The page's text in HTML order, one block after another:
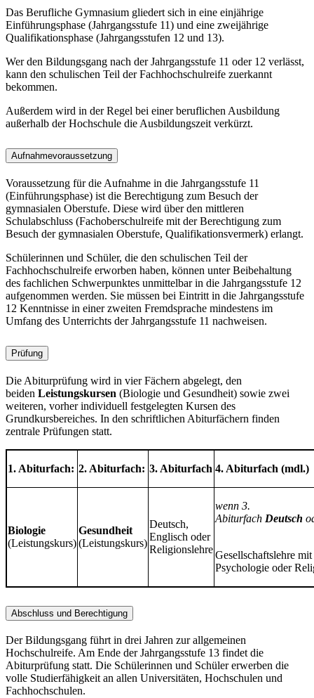
Das Berufliche Gymnasium gliedert sich in eine einjährige
Einführungsphase (Jahrgangsstufe 11) und eine zweijährige
Qualifikationsphase (Jahrgangsstufen 12 und 13).
Wer den Bildungsgang nach der Jahrgangsstufe 11 oder 12 verlässt,
kann den schulischen Teil der Fachhochschulreife zuerkannt
bekommen.
Außerdem wird in der Regel bei einer beruflichen Ausbildung
außerhalb der Hochschule die Ausbildungszeit verkürzt.
Aufnahmevoraussetzung
Voraussetzung für die Aufnahme in die Jahrgangsstufe 11
(Einführungsphase) ist die Berechtigung zum Besuch der
gymnasialen Oberstufe. Diese wird über den mittleren
Schulabschluss (Fachoberschulreife mit der Berechtigung zum
Besuch der gymnasialen Oberstufe, Qualifikationsvermerk) erlangt.
Schülerinnen und Schüler, die den schulischen Teil der
Fachhochschulreife erworben haben, können unter Beibehaltung
des fachlichen Schwerpunktes unmittelbar in die Jahrgangsstufe 12
aufgenommen werden. Sie müssen bei Eintritt in die Jahrgangsstufe
12 Kenntnisse in einer zweiten Fremdsprache mindestens im
Umfang des Unterrichts der Jahrgangsstufe 11 nachweisen.
Prüfung
Die Abiturprüfung wird in vier Fächern abgelegt, den
beiden Leistungskursen (Biologie und Gesundheit) sowie zwei
weiteren, vorher individuell festgelegten Kursen des
Grundkursbereiches. In den schriftlichen Abiturfächern finden
zentrale Prüfungen statt.
1. Abiturfach: 2. Abiturfach: 3. Abiturfach 4. Abiturfach (mdl.)
Biologie
(Leistungskurs)
Gesundheit
(Leistungskurs)
Deutsch,
Englisch oder
Religionslehre
wenn 3.
Abiturfach Deutsch
Gesellschaftslehre
Psychologie oder
Abschluss und Berechtigung
Der Bildungsgang führt in drei Jahren zur allgemeinen
Hochschulreife. Am Ende der Jahrgangsstufe 13 findet die
Abiturprüfung statt. Die Schülerinnen und Schüler erwerben die
volle Studierfähigkeit an allen Universitäten, Hochschulen und
Fachhochschulen.